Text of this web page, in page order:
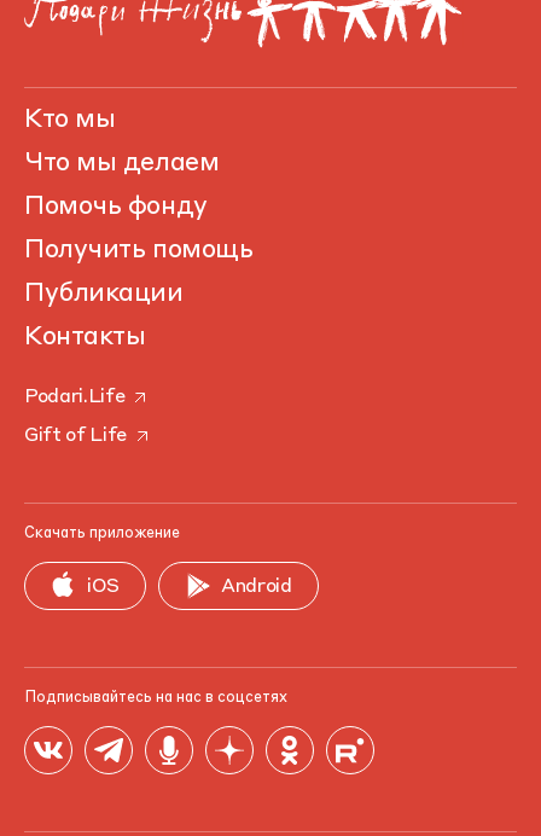
Кто мы
Что мы делаем
Помочь фонду
Получить помощь
Публикации
Контакты
Podari.Life
Gift of Life
Скачать приложение
iOS Android
Подписывайтесь на нас в соцсетях